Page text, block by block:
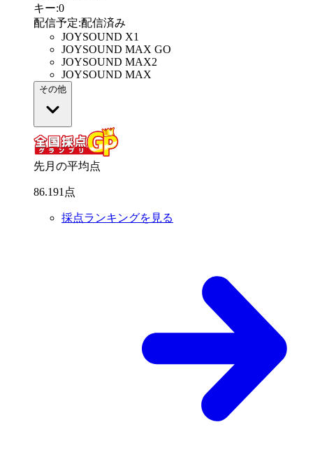
キー:0
配信予定:配信済み
JOYSOUND X1
JOYSOUND MAX GO
JOYSOUND MAX2
JOYSOUND MAX
その他
先月の平均点
86.191 点
採点ランキングを見る